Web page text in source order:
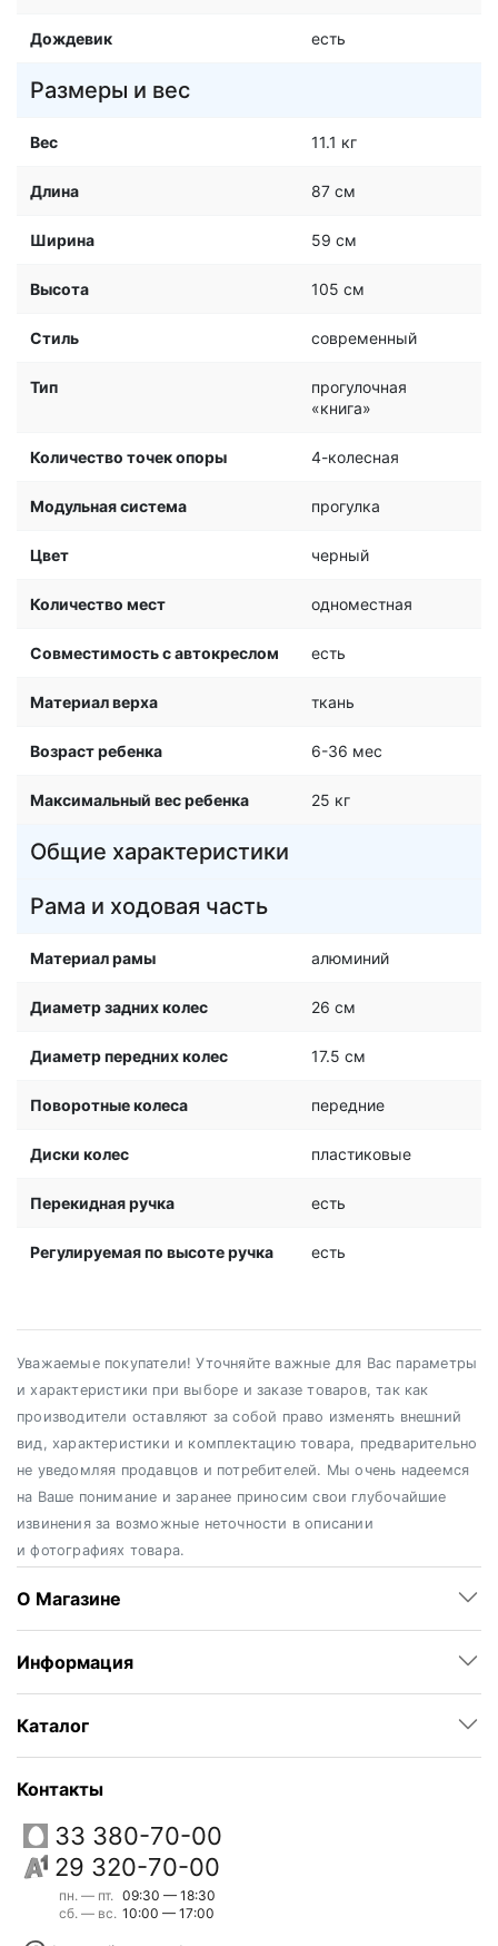
Дождевик есть
Размеры и вес
Вес 11.1 кг
Длина 87 см
Ширина 59 см
Высота 105 см
Стиль современный
Тип
прогулочная
«книга»
Количество точек опоры 4-колесная
Модульная система прогулка
Цвет черный
Количество мест одноместная
Совместимость с автокреслом есть
Материал верха ткань
Возраст ребенка 6-36 мес
Максимальный вес ребенка 25 кг
Общие характеристики
Рама и ходовая часть
Материал рамы алюминий
Диаметр задних колес 26 см
Диаметр передних колес 17.5 см
Поворотные колеса передние
Диски колес пластиковые
Перекидная ручка есть
Регулируемая по высоте ручка есть
Уважаемые покупатели! Уточняйте важные для Вас параметры
и характеристики при выборе и заказе товаров, так как
производители оставляют за собой право изменять внешний
вид, характеристики и комплектацию товара, предварительно
не уведомляя продавцов и потребителей. Мы очень надеемся
на Ваше понимание и заранее приносим свои глубочайшие
извинения за возможные неточности в описании
и фотографиях товара.
О Магазине
Информация
Каталог
Контакты
33 380-70-00
29 320-70-00
пн. — пт.
сб. — вс.
09:30 — 18:30
10:00 — 17:00